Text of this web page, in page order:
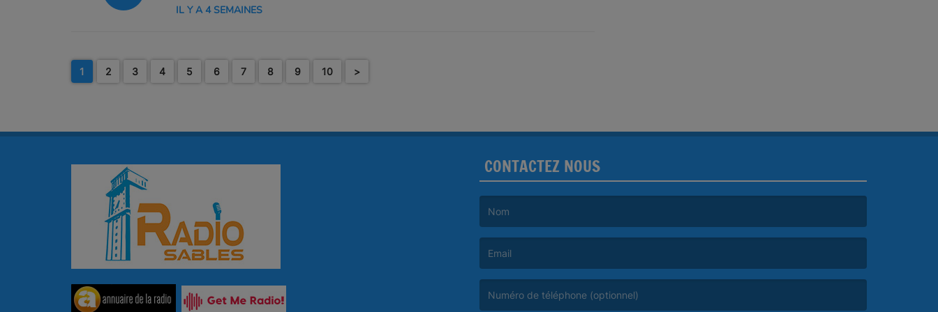
IL Y A 4 SEMAINES
1 2 3 4 5 6 7 8 9 10 >
CONTACTEZ NOUS